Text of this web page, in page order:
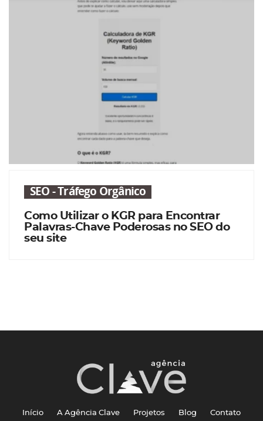
SEO - Tráfego Orgânico
Como Utilizar o KGR para Encontrar
Palavras-Chave Poderosas no SEO do
seu site
Início A Agência Clave Projetos Blog Contato